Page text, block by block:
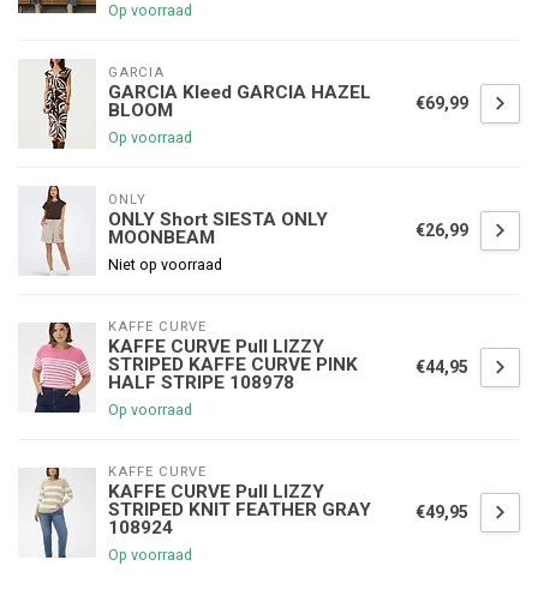
Op voorraad
GARCIA
GARCIA Kleed GARCIA HAZEL
BLOOM
Op voorraad
€69,99
ONLY
ONLY Short SIESTA ONLY
MOONBEAM
Niet op voorraad
€26,99
KAFFE CURVE
KAFFE CURVE Pull LIZZY
STRIPED KAFFE CURVE PINK
HALF STRIPE 108978
Op voorraad
€44,95
KAFFE CURVE
KAFFE CURVE Pull LIZZY
STRIPED KNIT FEATHER GRAY
108924
Op voorraad
€49,95